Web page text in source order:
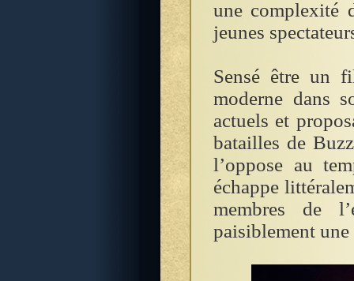
une complexité
jeunes
Sensé être un
moderne dans
actuels et
batailles de
l’oppose au
échappe
membres de
paisiblement